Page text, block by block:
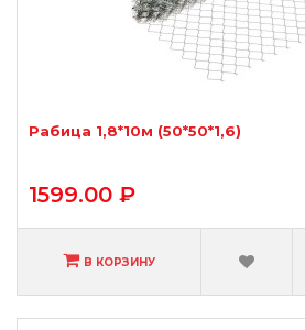
Рабица 1,8*10м (50*50*1,6)
1599.00 ₽
В КОРЗИНУ